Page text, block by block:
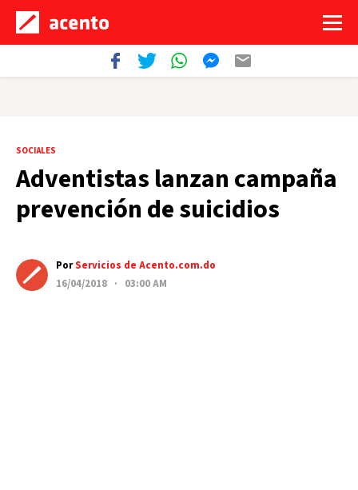
SOCIALES
Adventistas lanzan campaña
prevención de suicidios
PorServicios de Acento.com.do
16/04/2018 · 03:00 AM